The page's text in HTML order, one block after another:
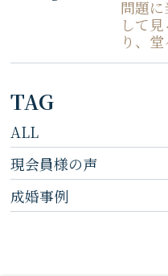
問題
して
り、
TAG
ALL
現会員様の声
成婚事例